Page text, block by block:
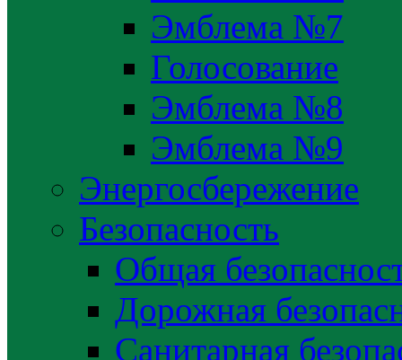
Эмблема №7
Голосование
Эмблема №8
Эмблема №9
Энергосбережение
Безопасность
Общая
Дорожная
Санитарная